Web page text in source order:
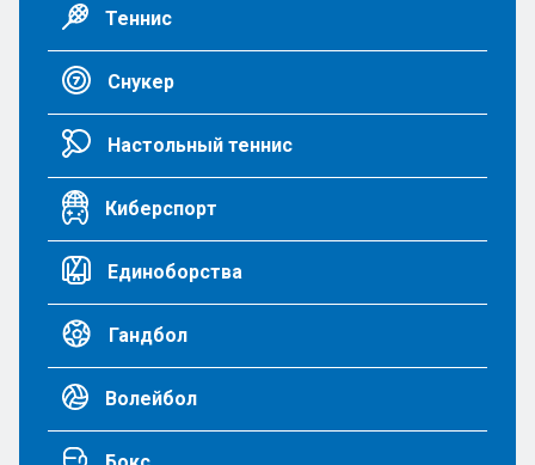
Теннис
Снукер
Настольный теннис
Киберспорт
Единоборства
Гандбол
Волейбол